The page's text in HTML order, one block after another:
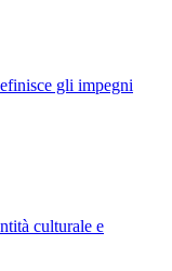
gli impegni
culturale e